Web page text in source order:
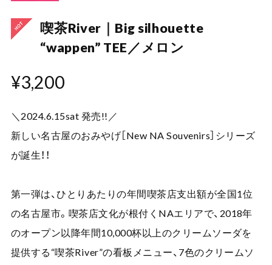
喫茶River｜Big silhouette
“wappen” TEE／メロン
¥3,200
＼2024.6.15sat 発売!!／
新しい名古屋のおみやげ［New NA Souvenirs］シリーズ
が誕生！！
第一弾は、ひとりあたりの年間喫茶店支出額が全国1位
の名古屋市。喫茶店文化が根付くNAエリアで、2018年
のオープン以降年間10,000杯以上のクリームソーダを
提供する“喫茶River”の看板メニュー、7色のクリームソ